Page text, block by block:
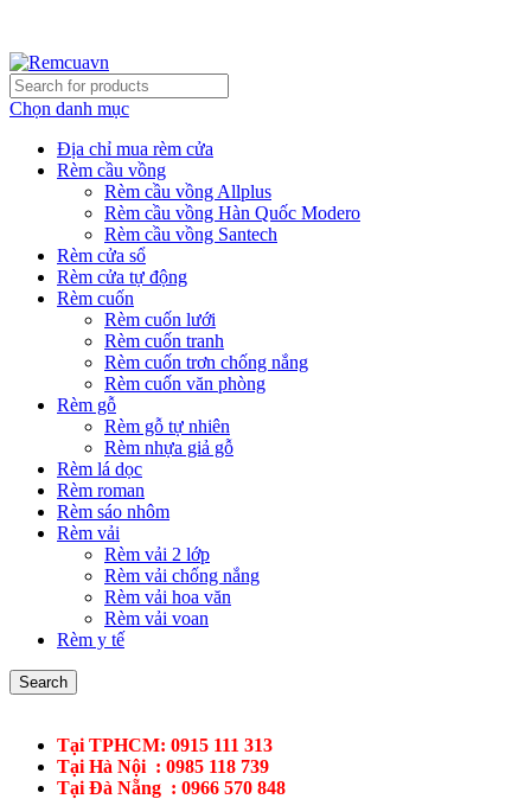
Chọn danh mục
Địa chỉ mua rèm cửa
Rèm cầu vồng
Rèm cầu vồng Allplus
Rèm cầu vồng Hàn Quốc Modero
Rèm cầu vồng Santech
Rèm cửa sổ
Rèm cửa tự động
Rèm cuốn
Rèm cuốn lưới
Rèm cuốn tranh
Rèm cuốn trơn chống nắng
Rèm cuốn văn phòng
Rèm gỗ
Rèm gỗ tự nhiên
Rèm nhựa giả gỗ
Rèm lá dọc
Rèm roman
Rèm sáo nhôm
Rèm vải
Rèm vải 2 lớp
Rèm vải chống nắng
Rèm vải hoa văn
Rèm vải voan
Rèm y tế
Search
Tại TPHCM: 0915 111 313
Tại Hà Nội : 0985 118 739
Tại Đà Nẵng : 0966 570 848